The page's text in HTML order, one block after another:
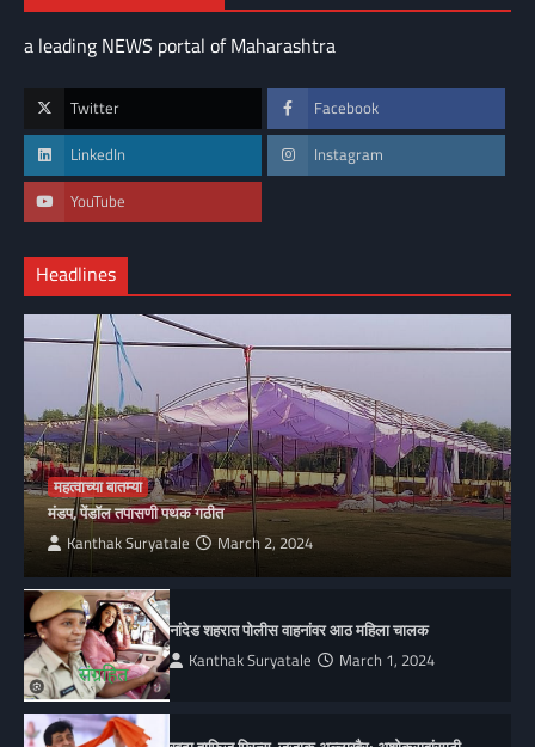
a leading NEWS portal of Maharashtra
Twitter Facebook
LinkedIn Instagram
YouTube
Headlines
महत्वाच्या बातम्या
मंडप, पेंडॉल तपासणी पथक गठीत
Kanthak Suryatale March 2, 2024
नांदेड शहरात पोलीस वाहनांवर आठ महिला चालक
Kanthak Suryatale March 1, 2024